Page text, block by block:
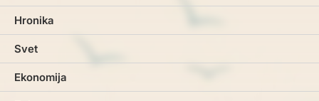
Hronika
Svet
Ekonomija